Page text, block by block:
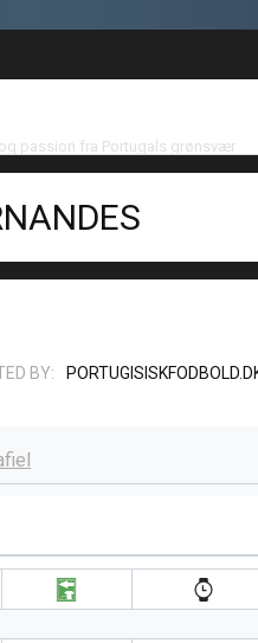
passion fra Portugals grønsvær
BY: